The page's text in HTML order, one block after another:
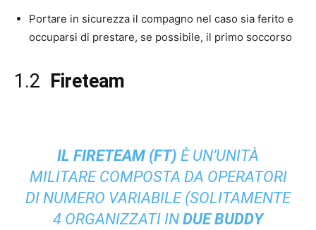
‍Portare in sicurezza il compagno nel caso sia ferito e
occuparsi di prestare, se possibile, il primo soccorso
1.2 Fireteam
IL FIRETEAM (FT) È UN’UNITÀ
MILITARE COMPOSTA DA OPERATORI
DI NUMERO VARIABILE (SOLITAMENTE
4 ORGANIZZATI IN DUE BUDDY